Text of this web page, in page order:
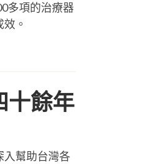
多項的治療器
。
十餘年
入幫助台灣各